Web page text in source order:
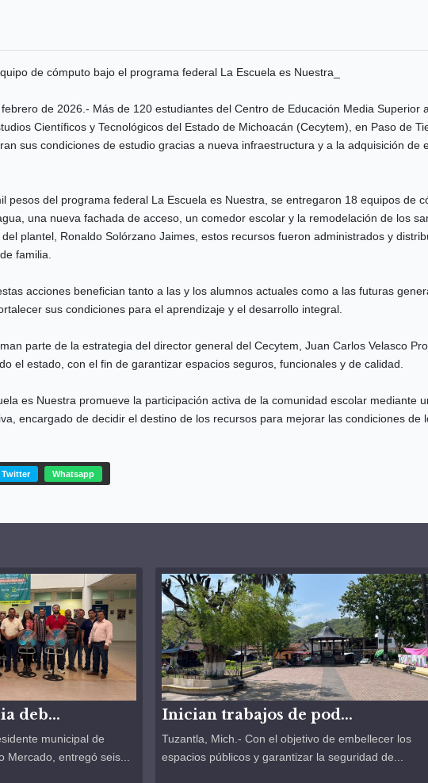
de cómputo bajo el programa federal La Escuela es Nuestra_
de 2026.- Más de 120 estudiantes del Centro de Educación Media Superior
Científicos y Tecnológicos del Estado de Michoacán (Cecytem), en Paso de
sus condiciones de estudio gracias a nueva infraestructura y a la adquisición de
pesos del programa federal La Escuela es Nuestra, se entregaron 18 equipos de
una nueva fachada de acceso, un comedor escolar y la remodelación de los
plantel, Ronaldo Solórzano Jaimes, estos recursos fueron administrados y
familia.
acciones benefician tanto a las y los alumnos actuales como a las futuras
sus condiciones para el aprendizaje y el desarrollo integral.
parte de la estrategia del director general del Cecytem, Juan Carlos Velasco
el estado, con el fin de garantizar espacios seguros, funcionales y de calidad.
es Nuestra promueve la participación activa de la comunidad escolar mediante
encargado de decidir el destino de los recursos para mejorar las condiciones de
Twitter Whatsapp
deb...
municipal de
entregó seis...
Inician trabajos de pod...
Tuzantla, Mich.- Con el objetivo de embellecer los
espacios públicos y garantizar la seguridad de...